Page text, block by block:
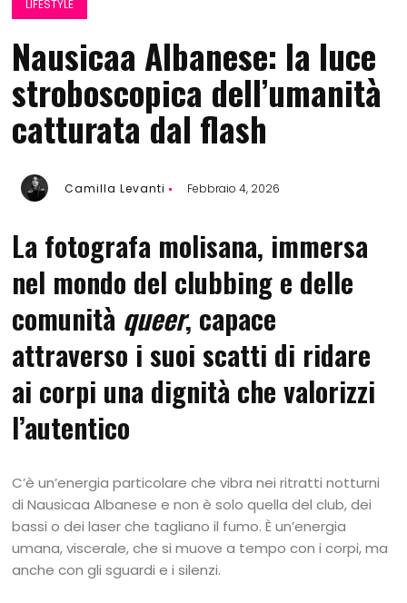
LIFESTYLE
Nausicaa Albanese: la luce
stroboscopica dell’umanità
catturata dal flash
Camilla Levanti Febbraio 4, 2026
La fotografa molisana, immersa
nel mondo del clubbing e delle
comunità queer, capace
attraverso i suoi scatti di ridare
ai corpi una dignità che valorizzi
l’autentico
C’è un’energia particolare che vibra nei ritratti notturni
di Nausicaa Albanese e non è solo quella del club, dei
bassi o dei laser che tagliano il fumo. È un’energia
umana, viscerale, che si muove a tempo con i corpi, ma
anche con gli sguardi e i silenzi.